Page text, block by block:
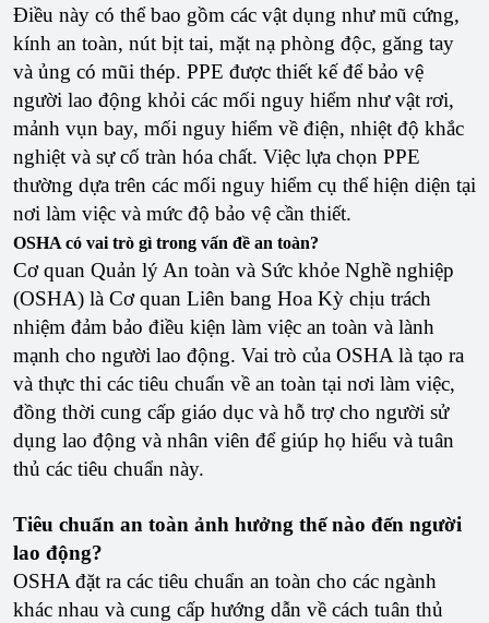
Điều này có thể bao gồm các vật dụng như mũ cứng,
kính an toàn, nút bịt tai, mặt nạ phòng độc, găng tay
và ủng có mũi thép. PPE được thiết kế để bảo vệ
người lao động khỏi các mối nguy hiểm như vật rơi,
mảnh vụn bay, mối nguy hiểm về điện, nhiệt độ khắc
nghiệt và sự cố tràn hóa chất. Việc lựa chọn PPE
thường dựa trên các mối nguy hiểm cụ thể hiện diện tại
nơi làm việc và mức độ bảo vệ cần thiết.
OSHA có vai trò gì trong vấn đề an toàn?
Cơ quan Quản lý An toàn và Sức khỏe Nghề nghiệp
(OSHA) là Cơ quan Liên bang Hoa Kỳ chịu trách
nhiệm đảm bảo điều kiện làm việc an toàn và lành
mạnh cho người lao động. Vai trò của OSHA là tạo ra
và thực thi các tiêu chuẩn về an toàn tại nơi làm việc,
đồng thời cung cấp giáo dục và hỗ trợ cho người sử
dụng lao động và nhân viên để giúp họ hiểu và tuân
thủ các tiêu chuẩn này.
Tiêu chuẩn an toàn ảnh hưởng thế nào đến người
lao động?
OSHA đặt ra các tiêu chuẩn an toàn cho các ngành
khác nhau và cung cấp hướng dẫn về cách tuân thủ